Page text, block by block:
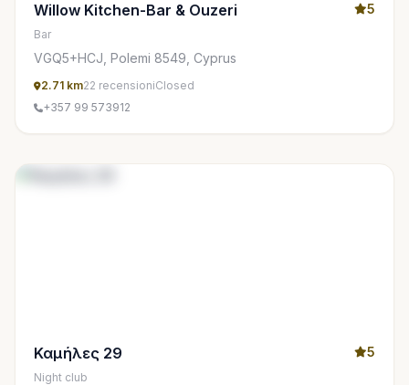
Willow Kitchen-Bar & Ouzeri 5
Bar
VGQ5+HCJ, Polemi 8549, Cyprus
2.71 km22 recensioniClosed
+357 99 573912
Καμήλες 29 5
Night club